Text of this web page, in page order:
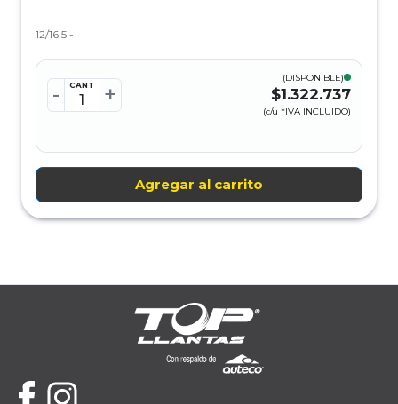
12/16.5 -
- CANT +
(DISPONIBLE)
$1.322.737
(c/u *IVA INCLUIDO)
Agregar al carrito